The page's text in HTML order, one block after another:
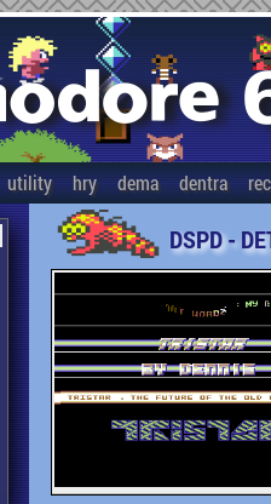
utility hry dema dentra
DSPD -